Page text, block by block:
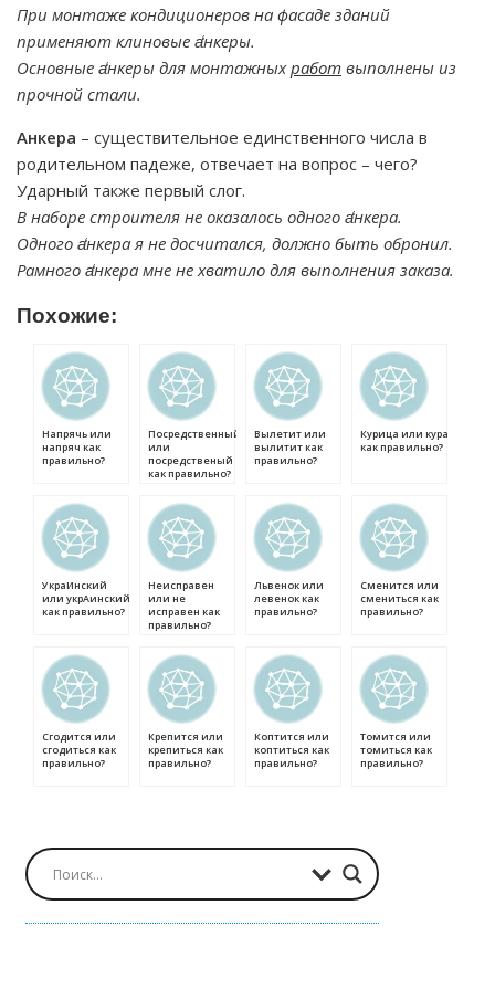
При монтаже кондиционеров на фасаде зданий
применяют клиновые а̒нкеры.
Основные а̒нкеры для монтажныхработ выполнены из
прочной стали.
Анкера – существительное единственного числа в
родительном падеже, отвечает на вопрос – чего?
Ударный также первый слог.
В наборе строителя не оказалось одного а̒нкера.
Одного а̒нкера я не досчитался, должно быть обронил.
Рамного а̒нкера мне не хватило для выполнения заказа.
Похожие:
Напрячь или
напряч как
правильно?
Посредственный
или
посредственый
как правильно?
Вылетит или
вылитит как
правильно?
Курица или кура
как правильно?
УкраИнский
или укрАинский
как правильно?
Неисправен
или не
исправен как
правильно?
Львенок или
левенок как
правильно?
Сменится или
смениться как
правильно?
Сгодится или
сгодиться как
правильно?
Крепится или
крепиться как
правильно?
Коптится или
коптиться как
правильно?
Томится или
томиться как
правильно?